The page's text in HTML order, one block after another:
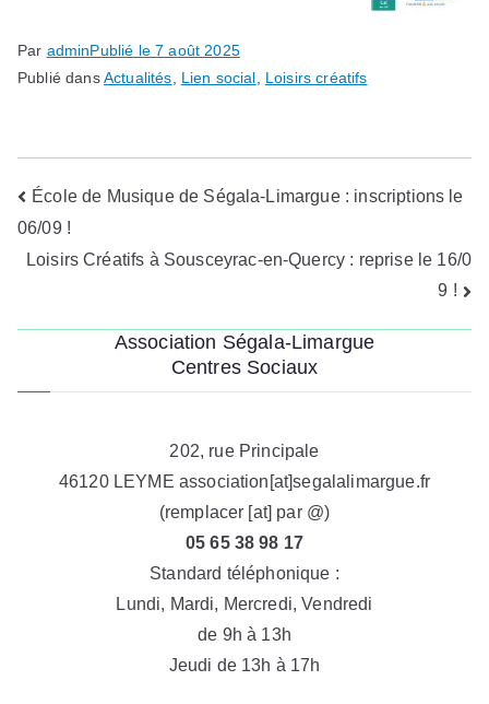
Par adminPublié le7 août 2025
Publié dansActualités Lien social Loisirs créatifs
Navigation
de
École de Musique de Ségala-Limargue : inscriptions le
06/09 !
Loisirs Créatifs à Sousceyrac-en-Quercy : reprise le 16/0
9 !
Association Ségala-Limargue
Centres Sociaux
202, rue Principale
46120 LEYME association[at]segalalimargue.fr
(remplacer [at] par @)
05 65 38 98 17
Standard téléphonique :
Lundi, Mardi, Mercredi, Vendredi
de 9h à 13h
Jeudi de 13h à 17h